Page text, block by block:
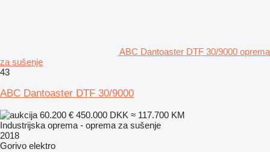
ABC Dantoaster DTF 30/9000 oprema
za sušenje
43
ABC Dantoaster DTF 30/9000
60.200 € 450.000 DKK ≈ 117.700 KM
Industrijska oprema - oprema za sušenje
2018
Gorivo elektro